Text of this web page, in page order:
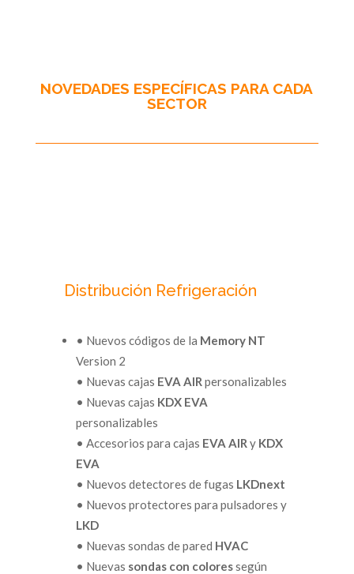
NOVEDADES ESPECÍFICAS PARA CADA
SECTOR
Distribución Refrigeración
• Nuevos códigos de la Memory NT
Version 2
• Nuevas cajas EVA AIR personalizables
• Nuevas cajas KDX EVA
personalizables
• Accesorios para cajas EVA AIR y KDX
EVA
• Nuevos detectores de fugas LKDnext
• Nuevos protectores para pulsadores y
LKD
• Nuevas sondas de pared HVAC
• Nuevas sondas con coloressegún